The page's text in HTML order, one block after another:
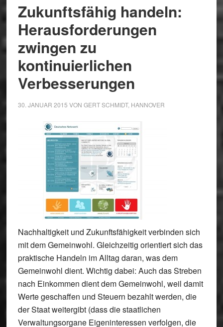
Zukunftsfähig handeln:
Herausforderungen
zwingen zu
kontinuierlichen
Verbesserungen
30. JANUAR 2015 VON GERT SCHMIDT, HANNOVER
Nachhaltigkeit und Zukunftsfähigkeit verbinden sich
mit dem Gemeinwohl. Gleichzeitig orientiert sich das
praktische Handeln im Alltag daran, was dem
Gemeinwohl dient. Wichtig dabei: Auch das Streben
nach Einkommen dient dem Gemeinwohl, weil damit
Werte geschaffen und Steuern bezahlt werden, die
der Staat weitergibt (dass die staatlichen
Verwaltungsorgane Eigeninteressen verfolgen, die